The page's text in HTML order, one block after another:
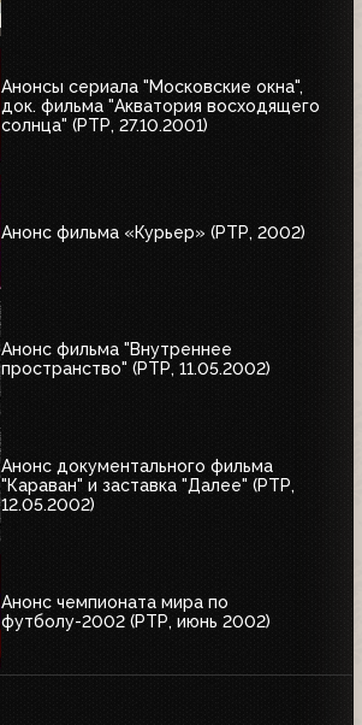
Анонсы сериала "Московские окна",
док. фильма "Акватория восходящего
солнца" (РТР, 27.10.2001)
Анонс фильма «Курьер» (РТР, 2002)
Анонс фильма "Внутреннее
пространство" (РТР, 11.05.2002)
Анонс документального фильма
"Караван" и заставка "Далее" (РТР,
12.05.2002)
Анонс чемпионата мира по
футболу-2002 (РТР, июнь 2002)